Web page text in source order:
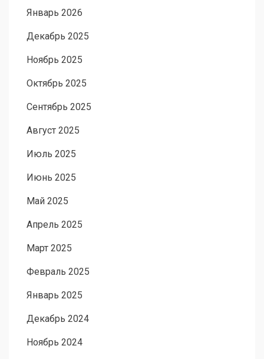
Январь 2026
Декабрь 2025
Ноябрь 2025
Октябрь 2025
Сентябрь 2025
Август 2025
Июль 2025
Июнь 2025
Май 2025
Апрель 2025
Март 2025
Февраль 2025
Январь 2025
Декабрь 2024
Ноябрь 2024